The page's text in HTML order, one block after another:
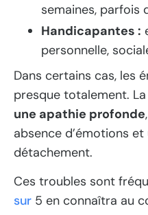
semaines, parfois
Handicapantes :
personnelle,
Dans certains cas, les
presque totalement.
une apathie profonde
absence d’émotions
détachement.
Ces troubles sont
sur5 en connaîtra au